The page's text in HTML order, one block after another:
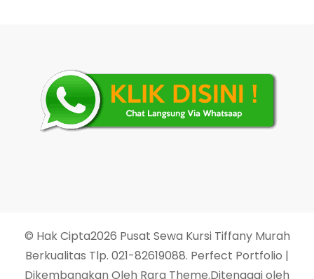
© Hak Cipta2026 Pusat Sewa Kursi Tiffany Murah
Berkualitas Tlp. 021-82619088. Perfect Portfolio |
Dikembangkan Oleh Rara Theme.Ditenagai oleh